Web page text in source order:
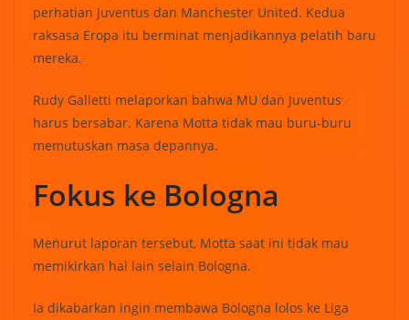
perhatian Juventus dan Manchester United. Kedua
raksasa Eropa itu berminat menjadikannya pelatih baru
mereka.
Rudy Galletti melaporkan bahwa MU dan Juventus
harus bersabar. Karena Motta tidak mau buru-buru
memutuskan masa depannya.
Fokus ke Bologna
Menurut laporan tersebut, Motta saat ini tidak mau
memikirkan hal lain selain Bologna.
Ia dikabarkan ingin membawa Bologna lolos ke Liga